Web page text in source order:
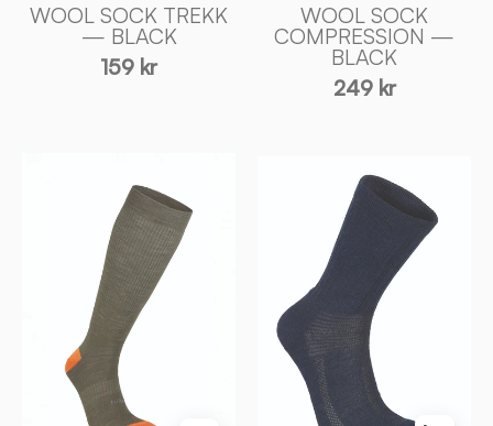
WOOL SOCK TREKK
— BLACK
159 kr
WOOL SOCK
COMPRESSION —
BLACK
249 kr
WOOL
SOCK
TREKK
LIGHT
NAVY
-
Ivanhoe
of
Sweden